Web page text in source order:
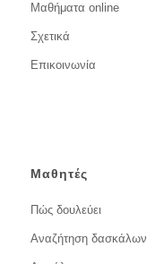
Μαθήματα online
Σχετικά
Επικοινωνία
Μαθητές
Πώς δουλεύει
Αναζήτηση δασκάλων